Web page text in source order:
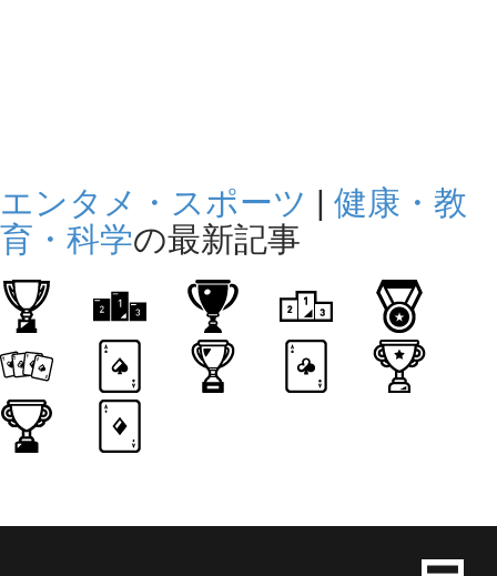
エンタメ・スポーツ | 健康・教
育・科学の最新記事